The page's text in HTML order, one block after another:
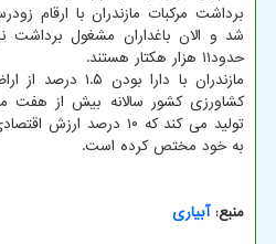
برداشت مرکبات مازندران با ارقام
شد و الان باغداران مشغول
حدود۱۱ هزار هکتار هستند.
کشاورزی کشور سالانه بیش از هفت
تولید می کند که ۱۰
به خود مختص کرده است.
منبع:آبیاری